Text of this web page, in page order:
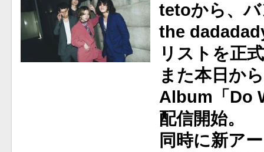
tetoから、
the
リストを正
また本日か
Album「Do
配信開始。
同時に新ア